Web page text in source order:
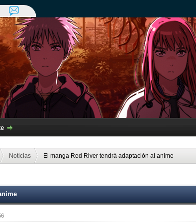
Noticias El manga Red River tendrá adaptación al anime